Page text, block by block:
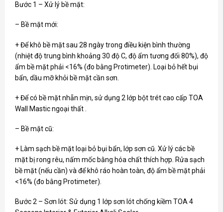
Bước 1 – Xử lý bề mặt:
– Bề mặt mới:
+ Để khô bề mặt sau 28 ngày trong điều kiện bình thường
(nhiệt độ trung bình khoảng 30 độ C, độ ẩm tương đối 80%), độ
ẩm bề mặt phải <16% (đo bằng Protimeter). Loại bỏ hết bụi
bẩn, dầu mỡ khỏi bề mặt cần sơn.
+ Để có bề mặt nhẵn mịn, sử dụng 2 lớp bột trét cao cấp TOA
Wall Mastic ngoại thất .
– Bề mặt cũ:
+ Làm sạch bề mặt loại bỏ bụi bẩn, lớp sơn cũ. Xử lý các bề
mặt bị rong rêu, nấm mốc bằng hóa chất thích hợp. Rửa sạch
bề mặt (nếu cần) và để khô ráo hoàn toàn, độ ẩm bề mặt phải
<16% (đo bằng Protimeter).
Bước 2 – Sơn lót: Sử dụng 1 lớp sơn lót chống kiềm TOA 4